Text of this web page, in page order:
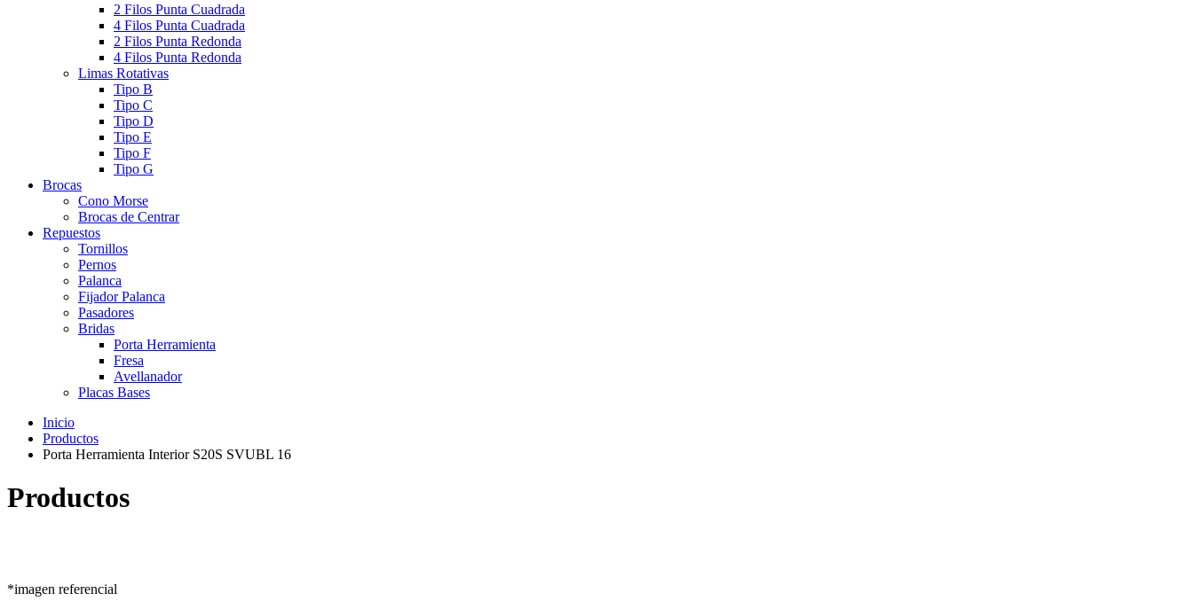
2 Filos Punta Cuadrada
4 Filos Punta Cuadrada
2 Filos Punta Redonda
4 Filos Punta Redonda
Limas Rotativas
Tipo B
Tipo C
Tipo D
Tipo E
Tipo F
Tipo G
Brocas
Cono Morse
Brocas de Centrar
Repuestos
Tornillos
Pernos
Palanca
Fijador Palanca
Pasadores
Bridas
Porta Herramienta
Fresa
Avellanador
Placas Bases
Inicio
Productos
Porta Herramienta Interior S20S SVUBL 16
Productos
*imagen referencial